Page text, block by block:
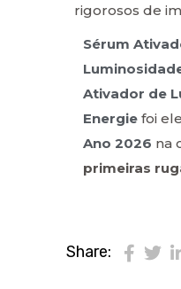
rigorosos de
Sérum
Ativador de
Energie foi
Ano 2026 na
primeiras
Share: